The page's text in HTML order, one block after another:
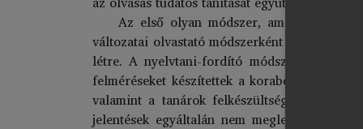
Az első olyan módszer, amely
változatai olvastató módszerként váltak
létre. A nyelvtani-fordító módszer
felméréseket készítettek a korabeli
valamint a tanárok felkészültségét is (a
jelentések egyáltalán nem meglepő